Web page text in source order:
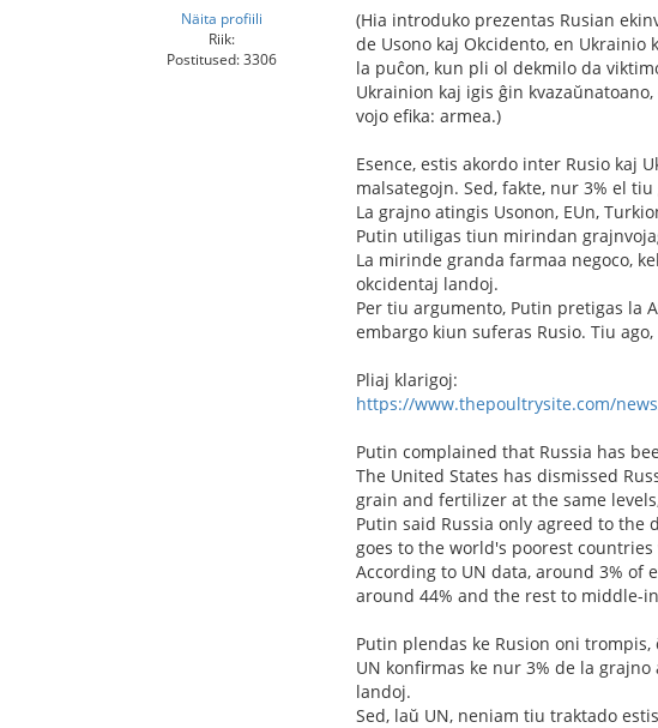
Näita profiili
Riik:
Postitused: 3306
(Hia introduko prezentas Rusian
de Usono kaj Okcidento, en
la puĉon, kun pli ol dekmilo da
Ukrainion kaj igis ĝin
vojo efika: armea.)
Esence, estis akordo inter Rusio kaj
malsategojn. Sed, fakte, nur 3% el
La grajno atingis Usonon, EUn,
Putin utiligas tiun mirindan
La mirinde granda farmaa negoco,
okcidentaj landoj.
Per tiu argumento, Putin pretigas la
embargo kiun suferas Rusio. Tiu
Pliaj klarigoj:
https://www.thepoultrysite.com/
Putin complained that Russia has
The United States has dismissed
grain and fertilizer at the same
Putin said Russia only agreed to
goes to the world's poorest
According to UN data, around 3% of
around 44% and the rest to middle-
Putin plendas ke Rusion oni
UN konfirmas ke nur 3% de la
landoj.
Sed, laŭ UN, neniam tiu traktado